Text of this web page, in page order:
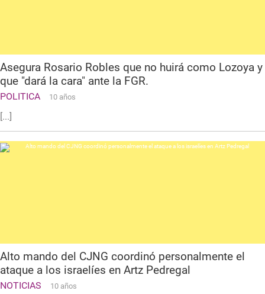
Asegura Rosario Robles que no huirá como Lozoya y
que "dará la cara" ante la FGR.
POLITICA 10 años
[...]
Alto mando del CJNG coordinó personalmente el
ataque a los israelíes en Artz Pedregal
NOTICIAS 10 años